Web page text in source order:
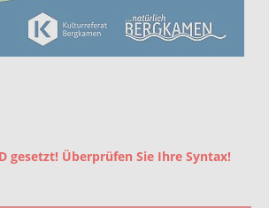
gesetzt! Überprüfen Sie Ihre Syntax!